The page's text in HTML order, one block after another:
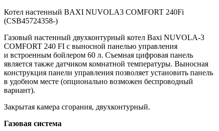
Котел настенный BAXI NUVOLA3 COMFORT 240Fi
(CSB45724358-)
Газовый настенный двухконтурный котел Baxi NUVOLA-3
COMFORT 240 FI с выносной панелью управления
и встроенным бойлером 60 л. Съемная цифровая панель
является также датчиком комнатной температуры. Выносная
конструкция панели управления позволяет установить панель
в удобном месте (опционально возможен беспроводный
вариант).
Закрытая камера сгорания, двухконтурный.
Газовая система